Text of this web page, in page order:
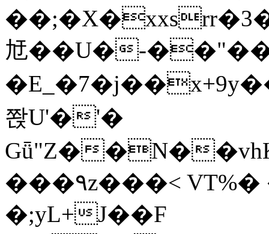
㝼��U�-
쫝U'�'�
Gǖ"Z��N�
���٩z���< VT%� �}z�XEu�<ं�Q!
�;yL+J��F